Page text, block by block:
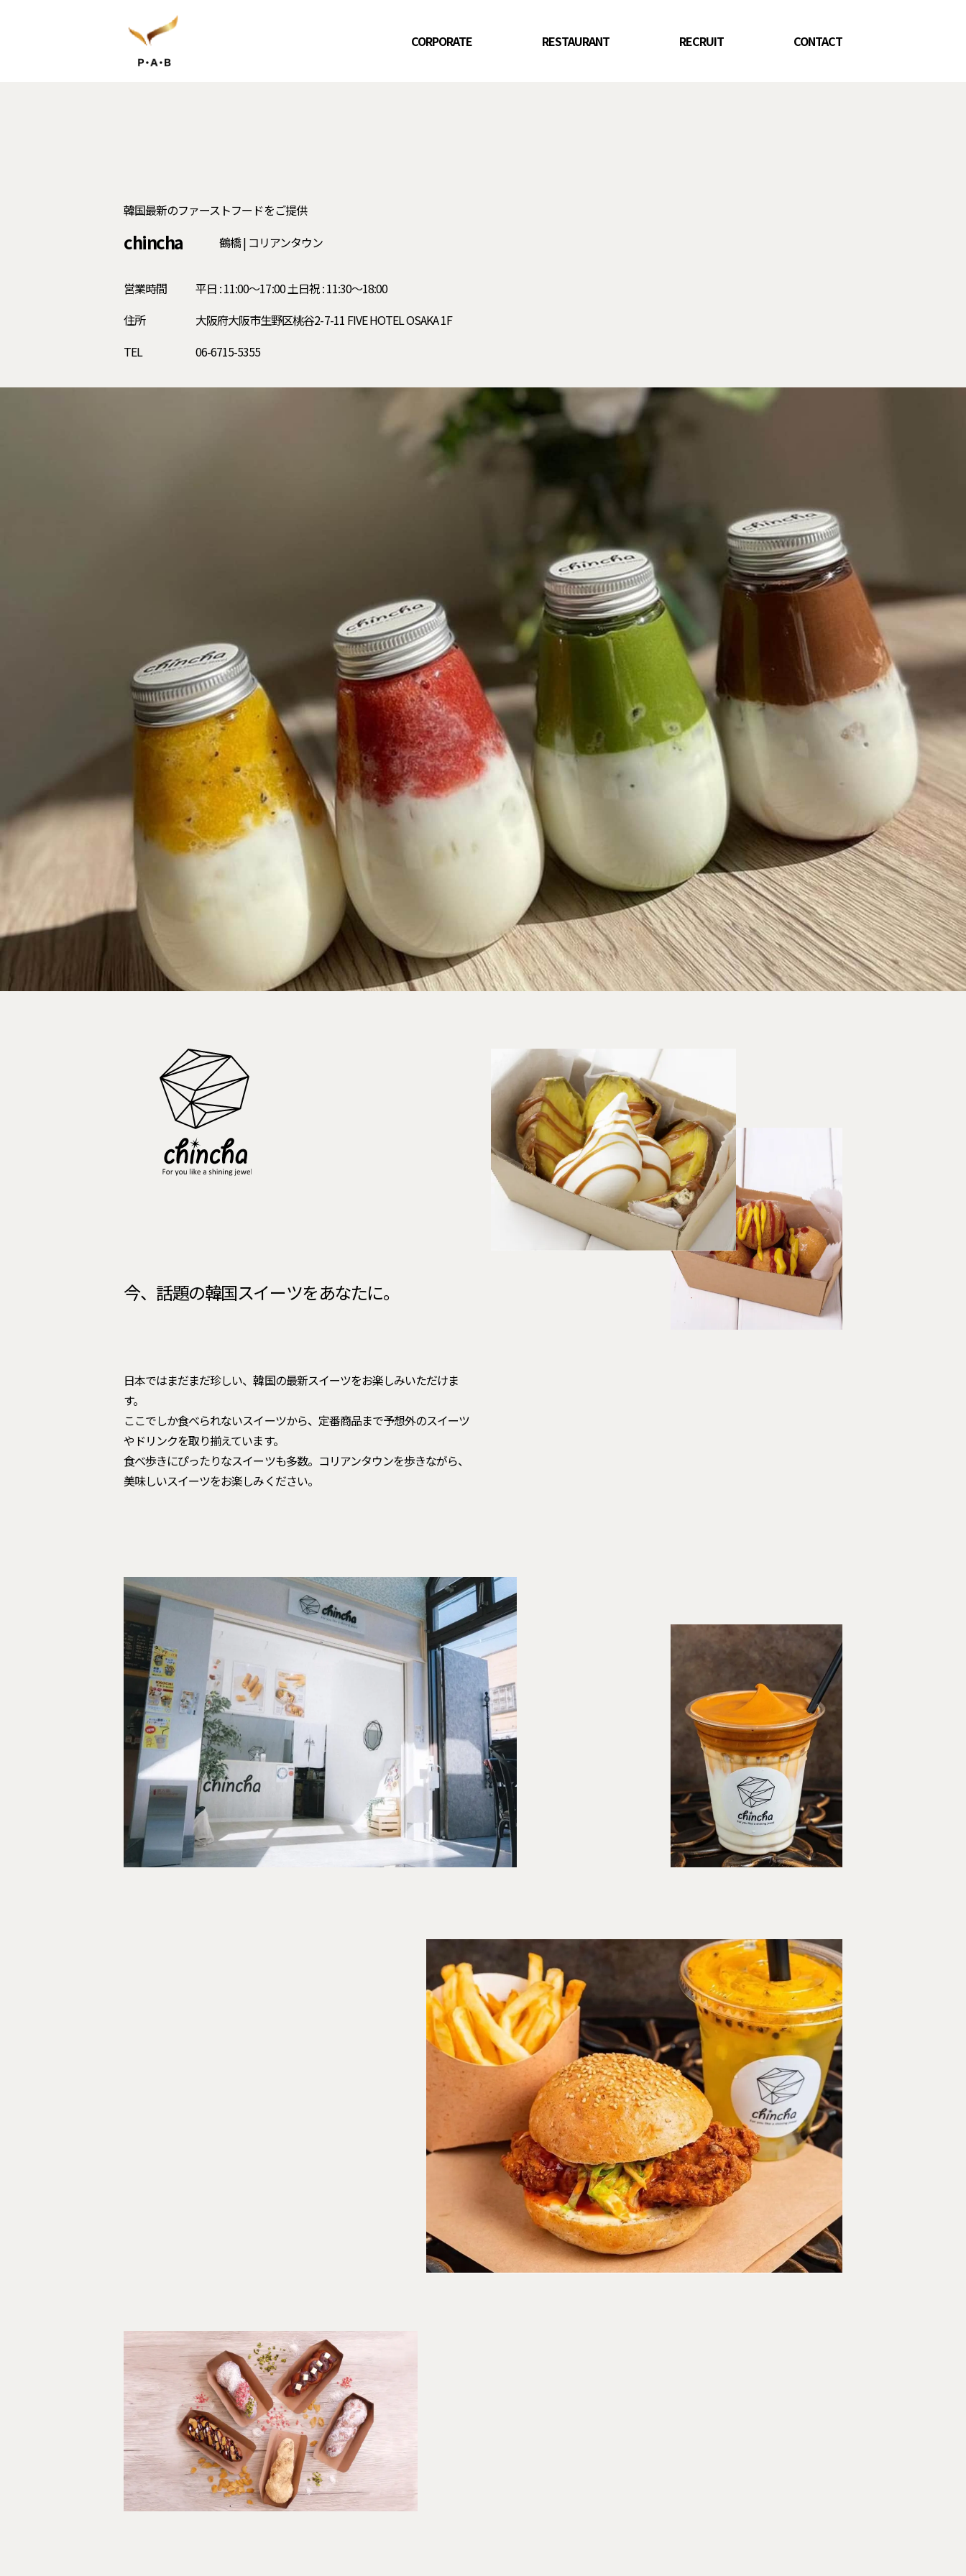
CORPORATE RESTAURANT RECRUIT CONTACT
韓国最新のファーストフードをご提供
chincha 鶴橋 | コリアンタウン
営業時間
平日 : 11:00〜17:00 土日祝 : 11:30〜18:00
住所
大阪府大阪市生野区桃谷2-7-11 FIVE HOTEL OSAKA 1F
TEL
06-6715-5355
今、話題の韓国スイーツをあなたに。
日本ではまだまだ珍しい、韓国の最新スイーツをお楽しみいただけま
す。
ここでしか食べられないスイーツから、定番商品まで予想外のスイーツ
やドリンクを取り揃えています。
食べ歩きにぴったりなスイーツも多数。コリアンタウンを歩きながら、
美味しいスイーツをお楽しみください。